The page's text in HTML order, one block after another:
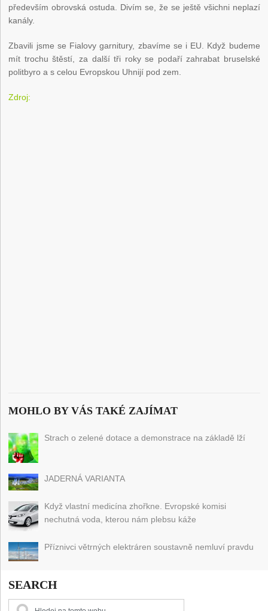
především obrovská ostuda. Divím se, že se ještě všichni neplazí
kanály.
Zbavili jsme se Fialovy garnitury, zbavíme se i EU. Když budeme
mít trochu štěstí, za další tři roky se podaří zahrabat bruselské
politbyro a s celou Evropskou Uhnijí pod zem.
Zdroj:
MOHLO BY VÁS TAKÉ ZAJÍMAT
Strach o zelené dotace a demonstrace na základě lží
JADERNÁ VARIANTA
Když vlastní medicína zhořkne. Evropské komisi
nechutná voda, kterou nám plebsu káže
Příznivci větrných elektráren soustavně nemluví pravdu
SEARCH